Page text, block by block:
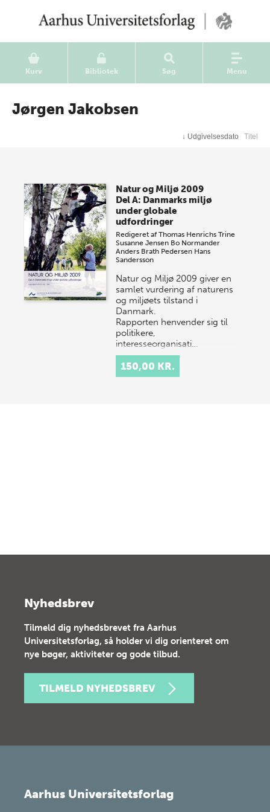
Kurv Bibliotek Søg Menu
Jørgen Jakobsen
↓ Udgivelsesdato Titel
Natur og Miljø 2009
Del A: Danmarks miljø
under globale
udfordringer
Redigeret afThomas Henrichs Trine
Susanne Jensen Bo Normander
Anders Brath Pedersen Hans
Sandersson
Natur og Miljø 2009 giver en
samlet vurdering af naturens
og miljøets tilstand i
Danmark.
Rapporten henvender sig til
politikere,
interesseorganisati…
150,00 KR.
Nyhedsbrev
Tilmeld dig nyhedsbrevet fra Aarhus
Universitetsforlag, så holder vi dig orienteret om
nye bøger, aktiviteter og gode tilbud.
TILMELD NYHEDSBREV
Aarhus Universitetsforlag